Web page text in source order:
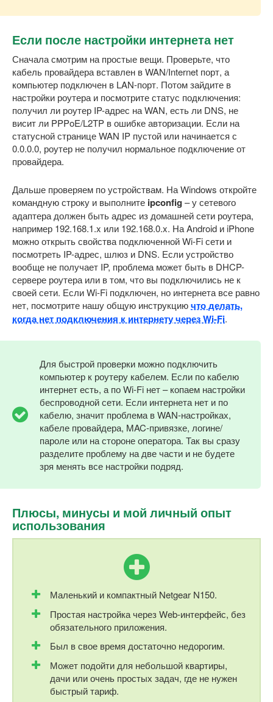
Если после настройки интернета нет
Сначала смотрим на простые вещи. Проверьте, что
кабель провайдера вставлен в WAN/Internet порт, а
компьютер подключен в LAN-порт. Потом зайдите в
настройки роутера и посмотрите статус подключения:
получил ли роутер IP-адрес на WAN, есть ли DNS, не
висит ли PPPoE/L2TP в ошибке авторизации. Если на
статусной странице WAN IP пустой или начинается с
0.0.0.0, роутер не получил нормальное подключение от
провайдера.
Дальше проверяем по устройствам. На Windows откройте
командную строку и выполните ipconfig – у сетевого
адаптера должен быть адрес из домашней сети роутера,
например 192.168.1.x или 192.168.0.x. На Android и iPhone
можно открыть свойства подключенной Wi-Fi сети и
посмотреть IP-адрес, шлюз и DNS. Если устройство
вообще не получает IP, проблема может быть в DHCP-
сервере роутера или в том, что вы подключились не к
своей сети. Если Wi-Fi подключен, но интернета все равно
нет, посмотрите нашу общую инструкциючто делать,
когда нет подключения к интернету через Wi-Fi.
Для быстрой проверки можно подключить
компьютер к роутеру кабелем. Если по кабелю
интернет есть, а по Wi-Fi нет – копаем настройки
беспроводной сети. Если интернета нет и по
кабелю, значит проблема в WAN-настройках,
кабеле провайдера, MAC-привязке, логине/
пароле или на стороне оператора. Так вы сразу
разделите проблему на две части и не будете
зря менять все настройки подряд.
Плюсы, минусы и мой личный опыт
использования
Маленький и компактный Netgear N150.
Простая настройка через Web-интерфейс, без
обязательного приложения.
Был в свое время достаточно недорогим.
Может подойти для небольшой квартиры,
дачи или очень простых задач, где не нужен
быстрый тариф.